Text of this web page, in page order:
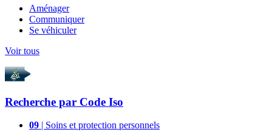
Aménager
Communiquer
Se véhiculer
Voir tous
Recherche par Code Iso
09 | Soins et protection personnels